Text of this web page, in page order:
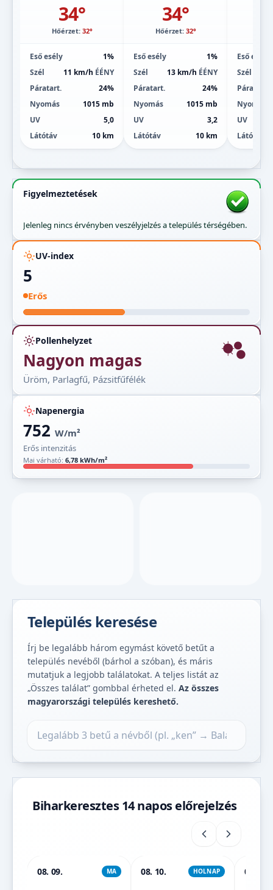
34°
Hőérzet: 32°
Eső esély
1%
Szél
11 km/h ÉÉNY
Páratart.
24%
Nyomás
1015 mb
UV
5,0
Látótáv
10 km
34°
Hőérzet: 32°
Eső esély
1%
Szél
13 km/h ÉÉNY
Páratart.
24%
Nyomás
1015 mb
UV
3,2
Látótáv
10 km
Eső esély
Szél
Páratart.
Nyomás
UV
Látótáv
Figyelmeztetések
Jelenleg nincs érvényben veszélyjelzés a település térségében.
UV-index
5
Erős
Pollenhelyzet
Nagyon magas
Üröm, Parlagfű, Pázsitfűfélék
Napenergia
752 W/m²
Erős intenzitás
Mai várható: 6,78 kWh/m²
Település keresése
Írj be legalább három egymást követő betűt a
település nevéből (bárhol a szóban), és máris
mutatjuk a legjobb találatokat. A teljes listát az
„Összes találat” gombbal érheted el. Az összes
magyarországi település kereshető.
Biharkeresztes 14 napos előrejelzés
08. 09. MA 08. 10. HOLNAP 08. 11.